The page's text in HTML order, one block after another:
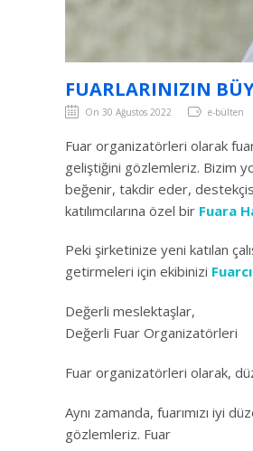
FUARLARINIZIN
On 30 Ağustos 2022 e-bülten
Fuar organizatörleri olarak
geliştiğini gözlemleriz. Bizim
beğenir, takdir eder, destekçisi
katılımcılarına özel bir Fuara
Peki şirketinize yeni katılan
getirmeleri için ekibinizi
Değerli meslektaşlar,
Değerli Fuar Organizatörleri
Fuar organizatörleri olarak,
Aynı zamanda, fuarımızı iyi
gözlemleriz. Fuar